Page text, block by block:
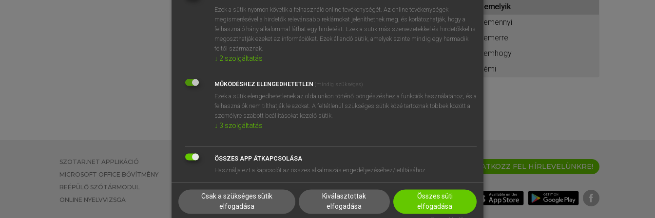
BELÉPÉS
próbaverziójának elindításához
regisztrálok ésbelépek.
REGISZTRÁCIÓ
semelyik
semennyi
semerre
semhogy
sémi
SZOTAR.NET APPLIKÁCIÓ
MICROSOFT OFFICE BŐVÍTMÉNY
BEÉPÜLŐ SZÓTÁRMODUL
ONLINE NYELVVIZSGA
EGYÉNI FELHASZNÁLÓKNAK
TANULÓKNAK
VÁLLALATI MEGOLDÁSOK
SÚGÓ
RÓLUNK
SÜTI BEÁLLÍTÁSOK
IRATKOZZ FEL HÍRLEVELÜNKRE!
Ezek a sütik nyomon követik a felhasználó online tevékenységét. Az online tevékenységek
megismerésével a hirdetők relevánsabb reklámokat jeleníthetnek meg, és korlátozhatják, hogy a
felhasználó hány alkalommal láthat egy hirdetést. Ezek a sütik más szervezetekkel és hirdetőkkel is
megoszthatják ezeket az információkat. Ezek állandó sütik, amelyek szinte mindig egy harmadik
féltől származnak.
↓ 2 szolgáltatás
MŰKÖDÉSHEZ ELENGEDHETETLEN (mindig szükséges)
Ezek a sütik elengedhetetlenek az oldalunkon történő böngészéshez,a funkciók használatához, és a
felhasználók nem tilthatják le azokat. A feltétlenül szükséges sütik közé tartoznak többek között a
személyre szabott beállításokat kezelő sütik.
↓ 3 szolgáltatás
ÖSSZES APP ÁTKAPCSOLÁSA
Használja ezt a kapcsolót az összes alkalmazás engedélyezéséhez/letiltásához.
Csak a szükséges sütik
elfogadása
Kiválasztottak
elfogadása
Összes süti
elfogadása